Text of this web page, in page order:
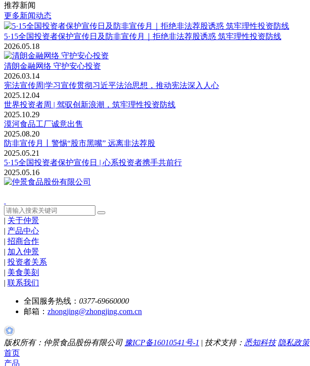
推荐新闻
更多新闻动态
5·15全国投资者保护宣传日及防非宣传月｜拒绝非法荐股诱惑 筑牢理性投资防线
2026.05.18
清朗金融网络 守护安心投资
2026.03.14
宪法宣传周|学习宣传贯彻习近平法治思想，推动宪法深入人心
2025.12.04
世界投资者周 | 驾驭创新浪潮，筑牢理性投资防线
2025.10.29
漠河食品工厂诚意出售
2025.08.20
防非宣传月丨警惕“股市黑嘴” 远离非法荐股
2025.05.21
5·15全国投资者保护宣传日 | 心系投资者携手共前行
2025.05.16
| 关于仲景
| 产品中心
| 招商合作
| 加入仲景
| 投资者关系
| 美食美刻
| 联系我们
全国服务热线： 0377-69660000
邮箱： zhongjing@zhongjing.com.cn
版权所有：仲景食品股份有限公司 豫ICP备16010541号-1 | 技术支持： 悉知科技 隐私政策
首页
产品